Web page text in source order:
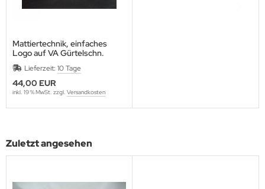
Mattiertechnik, einfaches
Logo auf VA Gürtelschn.
aufmattieren
Lieferzeit: 10 Tage
44,00 EUR
inkl. 19 % MwSt. zzgl. Versandkosten
Zuletzt angesehen